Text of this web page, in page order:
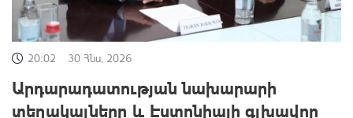
20:02 30 Հնս, 2026
Արդարադատության նախարարի
տեղակալները և Էստոնիայի գլխավոր